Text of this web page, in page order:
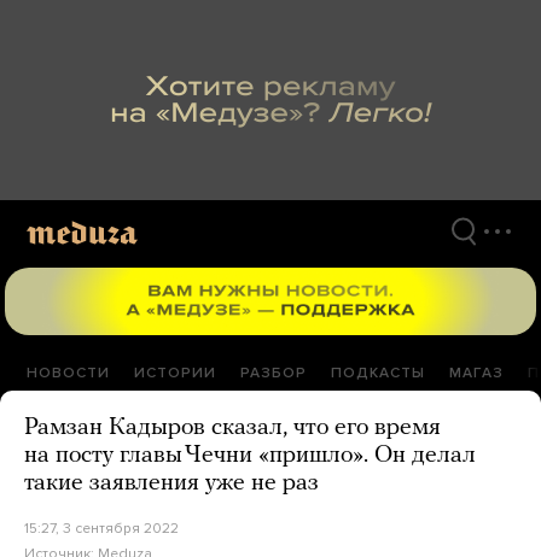
НОВОСТИ ИСТОРИИ РАЗБОР ПОДКАСТЫ МАГАЗ
Рамзан Кадыров сказал, что его время
на посту главы Чечни «пришло». Он делал
такие заявления уже не раз
15:27, 3 сентября 2022
Источник: Meduza